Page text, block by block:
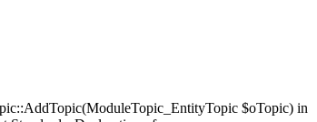
$oTopic) in